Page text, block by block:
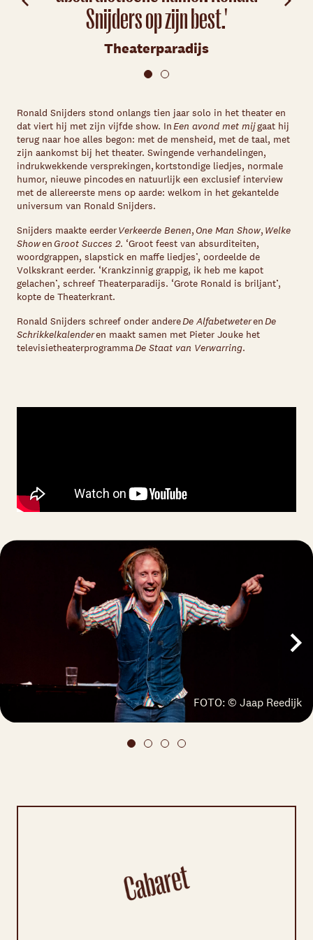
Snijders op zijn best.'
Theaterparadijs
Ronald Snijders stond onlangs tien jaar solo in het theater en
dat viert hij met zijn vijfde show. InEen avond met mijgaat hij
terug naar hoe alles begon: met de mensheid, met de taal, met
zijn aankomst bij het theater. Swingende verhandelingen,
indrukwekkende versprekingen, kortstondige liedjes, normale
humor, nieuwe pincodes en natuurlijk een exclusief interview
met de allereerste mens op aarde: welkom in het gekantelde
universum van Ronald Snijders.
Snijders maakte eerderVerkeerde Benen, One Man Show, Welke
Showen Groot Succes 2. ‘Groot feest van absurditeiten,
woordgrappen, slapstick en maffe liedjes’, oordeelde de
Volkskrant eerder. ‘Krankzinnig grappig, ik heb me kapot
gelachen’, schreef Theaterparadijs. ‘Grote Ronald is briljant’,
kopte de Theaterkrant.
Ronald Snijders schreef onder andereDe AlfabetweterenDe
Schrikkelkalenderen maakt samen met Pieter Jouke het
televisietheaterprogrammaDe Staat van Verwarring.
FOTO: © Jaap Reedijk